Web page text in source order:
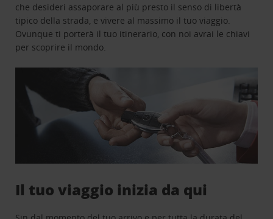
che desideri assaporare al più presto il senso di libertà
tipico della strada, e vivere al massimo il tuo viaggio.
Ovunque ti porterà il tuo itinerario, con noi avrai le chiavi
per scoprire il mondo.
Il tuo viaggio inizia da qui